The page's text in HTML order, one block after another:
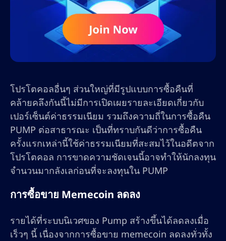
โปรโตคอลอื่นๆ ส่วนใหญ่ที่มีรูปแบบการซื้อคืนที่
คล้ายคลึงกันนี้ไม่มีการเปิดเผยรายละเอียดเกี่ยวกับ
เปอร์เซ็นต์ค่าธรรมเนียม รวมถึงความถี่ในการซื้อคืน
PUMP ต่อสาธารณะ เป็นที่ทราบกันดีว่าการซื้อคืน
ครั้งแรกเหล่านี้ใช้ค่าธรรมเนียมที่สะสมไว้ในอดีตจาก
โปรโตคอล การขาดความชัดเจนนี้อาจทำให้นักลงทุน
จำนวนมากลังเลก่อนที่จะลงทุนใน PUMP
การซื้อขาย Memecoin ลดลง
รายได้ที่ระบบนิเวศของ Pump สร้างขึ้นได้ลดลงเมื่อ
เร็วๆ นี้ เนื่องจากการซื้อขาย memecoin ลดลงทั่วทั้ง